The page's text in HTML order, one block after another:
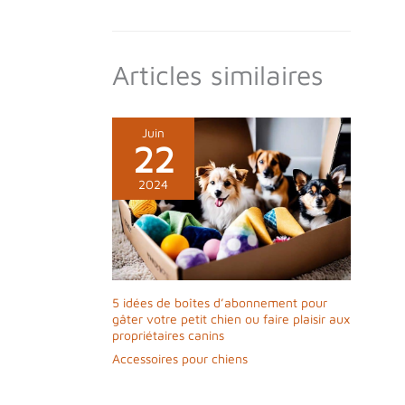
Articles similaires
Juin
22
2024
5 idées de boîtes d’abonnement pour
gâter votre petit chien ou faire plaisir aux
propriétaires canins
Accessoires pour chiens